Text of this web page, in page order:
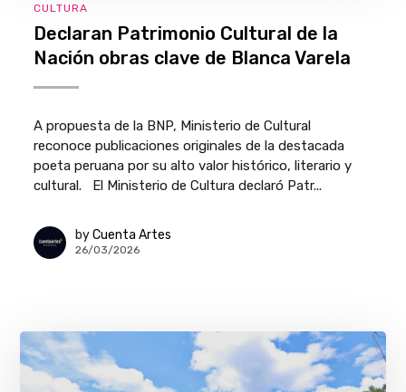
CULTURA
Declaran Patrimonio Cultural de la
Nación obras clave de Blanca Varela
A propuesta de la BNP, Ministerio de Cultural
reconoce publicaciones originales de la destacada
poeta peruana por su alto valor histórico, literario y
cultural. El Ministerio de Cultura declaró Patr...
by Cuenta Artes
26/03/2026